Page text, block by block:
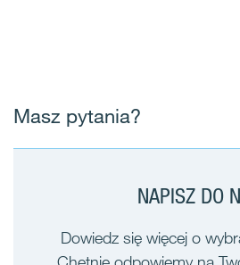
Masz pytania?
NAPISZ DO
Dowiedz się więcej o